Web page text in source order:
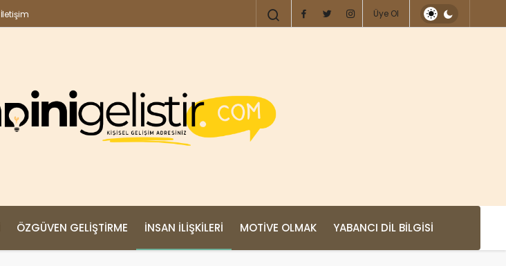
İletişim Üye Ol
ÖZGÜVEN GELIŞTIRME İNSAN İLIŞKILERI MOTIVE OLMAK YABANCI DIL BILGISI